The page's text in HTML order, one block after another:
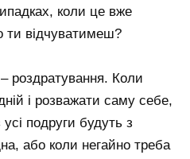
коли це вже
відчуватимеш?
роздратування. Коли
і розважати саму себе,
подруги будуть з
або коли негайно треба